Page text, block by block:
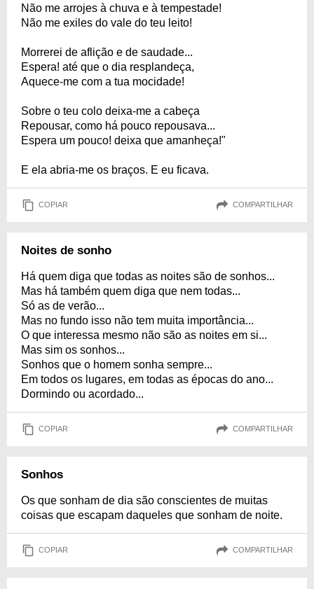
Não me arrojes à chuva e à tempestade!
Não me exiles do vale do teu leito!
Morrerei de aflição e de saudade...
Espera! até que o dia resplandeça,
Aquece-me com a tua mocidade!
Sobre o teu colo deixa-me a cabeça
Repousar, como há pouco repousava...
Espera um pouco! deixa que amanheça!"
E ela abria-me os braços. E eu ficava.
COPIAR COMPARTILHAR
Noites de sonho
Há quem diga que todas as noites são de sonhos...
Mas há também quem diga que nem todas...
Só as de verão...
Mas no fundo isso não tem muita importância...
O que interessa mesmo não são as noites em si...
Mas sim os sonhos...
Sonhos que o homem sonha sempre...
Em todos os lugares, em todas as épocas do ano...
Dormindo ou acordado...
COPIAR COMPARTILHAR
Sonhos
Os que sonham de dia são conscientes de muitas
coisas que escapam daqueles que sonham de noite.
COPIAR COMPARTILHAR